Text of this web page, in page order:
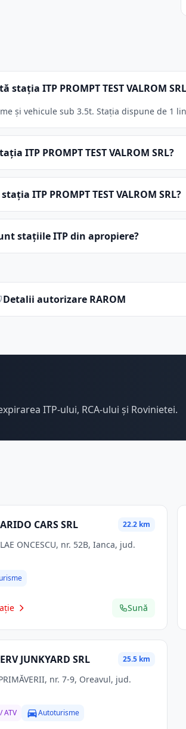
stația ITP PROMPT TEST VALROM
și vehicule sub 3.5t. Stația dispune de 1
ITP PROMPT TEST VALROM SRL?
ITP PROMPT TEST VALROM SRL?
stațiile ITP din apropiere?
Detalii autorizare RAROM
ITP-ului, RCA-ului și Rovinietei.
CARS SRL 22.2 km
Sună
JUNKYARD SRL 25.5 km
ATV Autoturisme